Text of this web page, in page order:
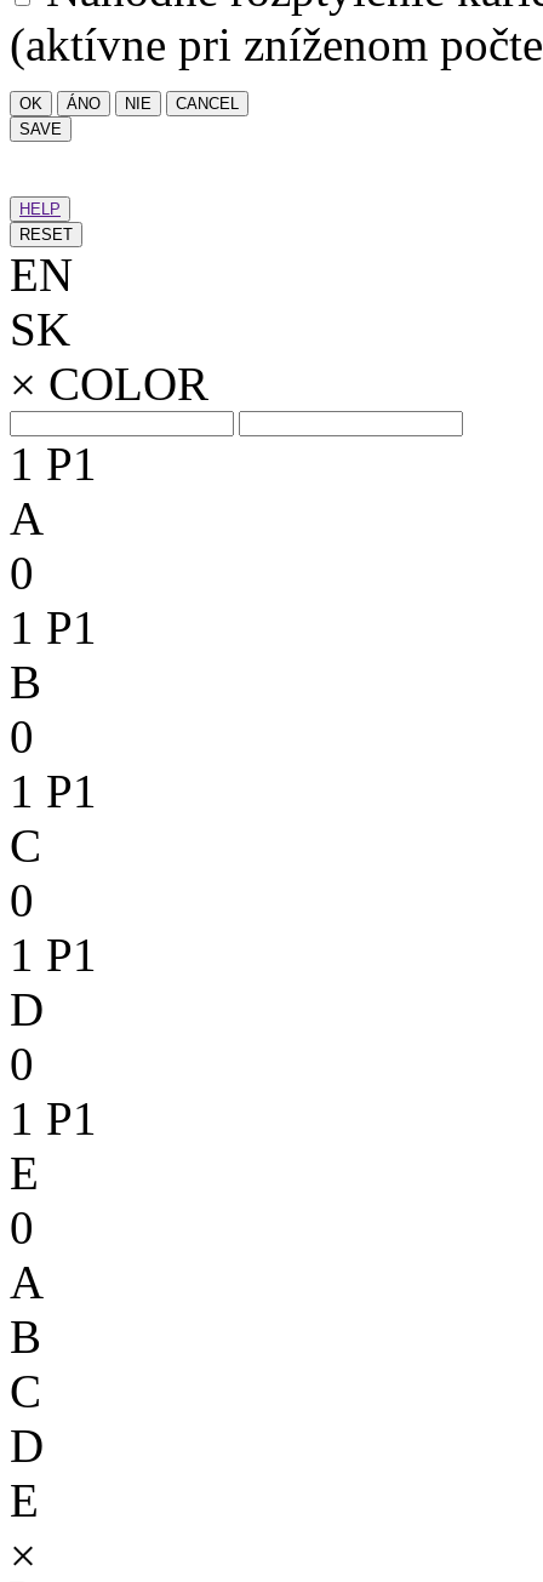
(aktívne pri zníženom
OK ÁNO NIE
CANCEL
SAVE
HELP
RESET
EN
SK
× COLOR
1 P1
A
0
1 P1
B
0
1 P1
C
0
1 P1
D
0
1 P1
E
0
A
B
C
D
E
×